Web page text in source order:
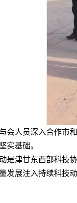
会人员深入合作市
实基础。
是津甘东西部科技
发展注入持续科技